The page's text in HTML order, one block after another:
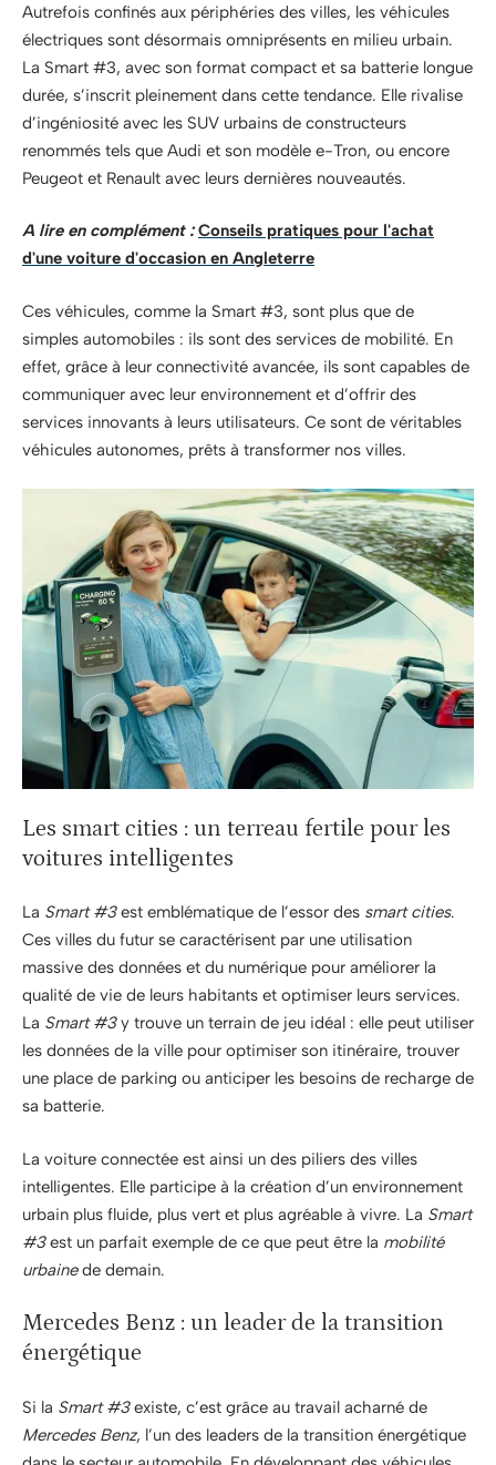
Autrefois confinés aux périphéries des villes, les véhicules
électriques sont désormais omniprésents en milieu urbain.
La Smart #3, avec son format compact et sa batterie longue
durée, s’inscrit pleinement dans cette tendance. Elle rivalise
d’ingéniosité avec les SUV urbains de constructeurs
renommés tels que Audi et son modèle e-Tron, ou encore
Peugeot et Renault avec leurs dernières nouveautés.
A lire en complément : Conseils pratiques pour l'achat
d'une voiture d'occasion en Angleterre
Ces véhicules, comme la Smart #3, sont plus que de
simples automobiles : ils sont des services de mobilité. En
effet, grâce à leur connectivité avancée, ils sont capables de
communiquer avec leur environnement et d’offrir des
services innovants à leurs utilisateurs. Ce sont de véritables
véhicules autonomes, prêts à transformer nos villes.
Les smart cities : un terreau fertile pour les
voitures intelligentes
La Smart #3est emblématique de l’essor des smart cities.
Ces villes du futur se caractérisent par une utilisation
massive des données et du numérique pour améliorer la
qualité de vie de leurs habitants et optimiser leurs services.
La Smart #3y trouve un terrain de jeu idéal : elle peut utiliser
les données de la ville pour optimiser son itinéraire, trouver
une place de parking ou anticiper les besoins de recharge de
sa batterie.
La voiture connectée est ainsi un des piliers des villes
intelligentes. Elle participe à la création d’un environnement
urbain plus fluide, plus vert et plus agréable à vivre. La Smart
#3est un parfait exemple de ce que peut être la mobilité
urbainede demain.
Mercedes Benz : un leader de la transition
énergétique
Si la Smart #3existe, c’est grâce au travail acharné de
Mercedes Benz, l’un des leaders de la transition énergétique